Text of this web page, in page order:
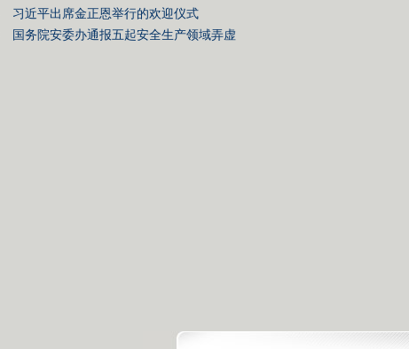
习近平出席金正恩举行的欢迎仪式
国务院安委办通报五起安全生产领域弄虚